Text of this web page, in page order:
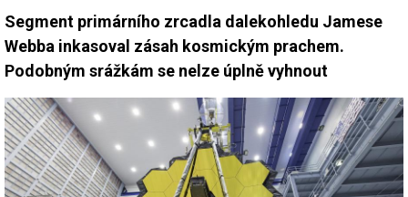
Segment primárního zrcadla dalekohledu Jamese
Webba inkasoval zásah kosmickým prachem.
Podobným srážkám se nelze úplně vyhnout